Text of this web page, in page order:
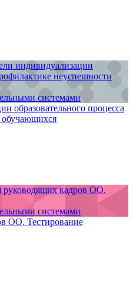
индивидуализации
неуспешности
системами
образовательного процесса
обучающихся
руководящих кадров ОО.
системами
ОО. Тестирование